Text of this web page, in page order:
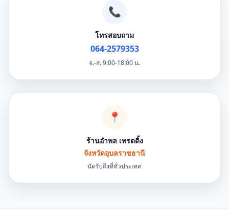
📞
โทรสอบถาม
064-2579353
จ.-ส. 9:00-18:00 น.
📍
ร้านอำพล เทรดดิ้ง
จังหวัดอุบลราชธานี
นัดรับถึงที่ทั่วประเทศ